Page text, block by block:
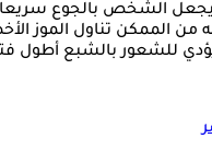
الشخص بالجوع
من الممكن تناول الموز
يؤدي للشعور بالشبع أطول